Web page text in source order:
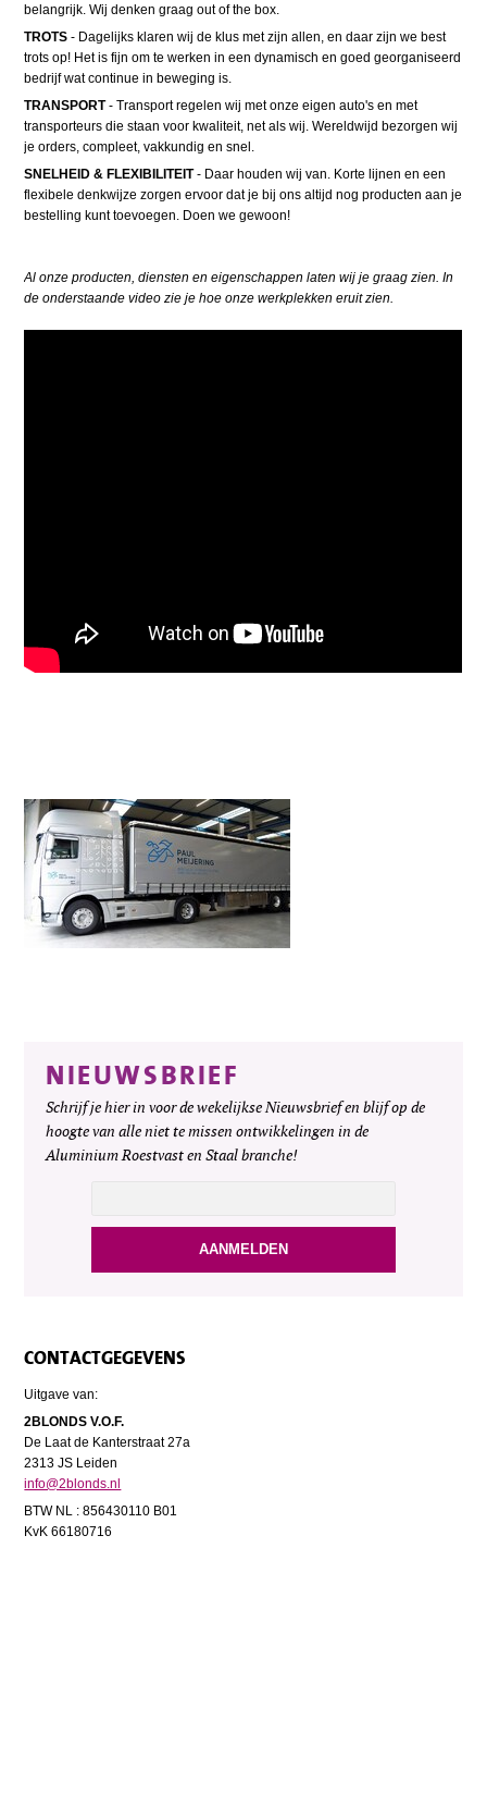
belangrijk. Wij denken graag out of the box.
TROTS - Dagelijks klaren wij de klus met zijn allen, en daar zijn we best
trots op! Het is fijn om te werken in een dynamisch en goed georganiseerd
bedrijf wat continue in beweging is.
TRANSPORT- Transport regelen wij met onze eigen auto's en met
transporteurs die staan voor kwaliteit, net als wij. Wereldwijd bezorgen wij
je orders, compleet, vakkundig en snel.
SNELHEID & FLEXIBILITEIT- Daar houden wij van. Korte lijnen en een
flexibele denkwijze zorgen ervoor dat je bij ons altijd nog producten aan je
bestelling kunt toevoegen. Doen we gewoon!
Al onze producten, diensten en eigenschappen laten wij je graag zien. In
de onderstaande video zie je hoe onze werkplekken eruit zien.
NIEUWSBRIEF
Schrijf je hier in voor de wekelijkse Nieuwsbrief en blijf op de
hoogte van alle niet te missen ontwikkelingen in de
Aluminium Roestvast en Staal branche!
CONTACTGEGEVENS
Uitgave van:
2BLONDS V.O.F.
De Laat de Kanterstraat 27a
2313 JS Leiden
info@2blonds.nl
BTW NL : 856430110 B01
KvK 66180716